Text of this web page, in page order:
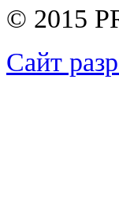
© 2015
Сайт